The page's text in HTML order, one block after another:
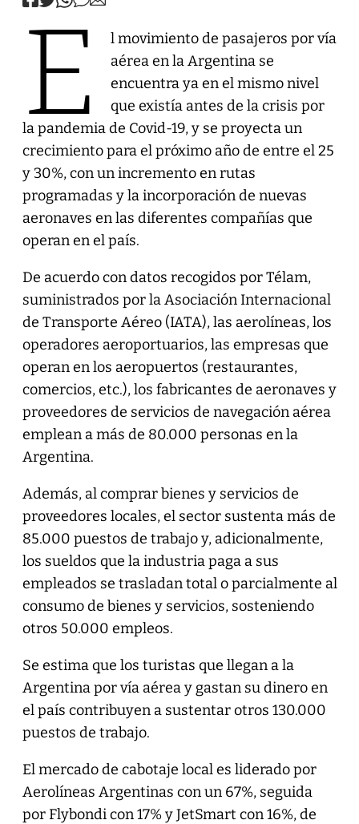
E
l movimiento de pasajeros por vía
aérea en la Argentina se
encuentra ya en el mismo nivel
que existía antes de la crisis por
la pandemia de Covid-19, y se proyecta un
crecimiento para el próximo año de entre el 25
y 30%, con un incremento en rutas
programadas y la incorporación de nuevas
aeronaves en las diferentes compañías que
operan en el país.
De acuerdo con datos recogidos por Télam,
suministrados por la Asociación Internacional
de Transporte Aéreo (IATA), las aerolíneas, los
operadores aeroportuarios, las empresas que
operan en los aeropuertos (restaurantes,
comercios, etc.), los fabricantes de aeronaves y
proveedores de servicios de navegación aérea
emplean a más de 80.000 personas en la
Argentina.
Además, al comprar bienes y servicios de
proveedores locales, el sector sustenta más de
85.000 puestos de trabajo y, adicionalmente,
los sueldos que la industria paga a sus
empleados se trasladan total o parcialmente al
consumo de bienes y servicios, sosteniendo
otros 50.000 empleos.
Se estima que los turistas que llegan a la
Argentina por vía aérea y gastan su dinero en
el país contribuyen a sustentar otros 130.000
puestos de trabajo.
El mercado de cabotaje local es liderado por
Aerolíneas Argentinas con un 67%, seguida
por Flybondi con 17% y JetSmart con 16%, de